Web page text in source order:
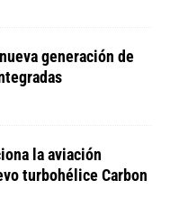
generación de
la aviación
turbohélice Carbon